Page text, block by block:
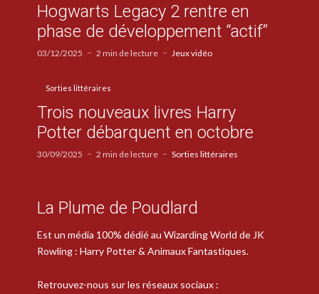
Hogwarts Legacy 2 rentre en
phase de développement “actif”
03/12/2025 2 min de lecture Jeux vidéo
Sorties littéraires
Trois nouveaux livres Harry
Potter débarquent en octobre
30/09/2025 2 min de lecture Sorties littéraires
La Plume de Poudlard
Est un média 100% dédié au Wizarding World de JK
Rowling : Harry Potter & Animaux Fantastiques.
Retrouvez-nous sur les réseaux sociaux :